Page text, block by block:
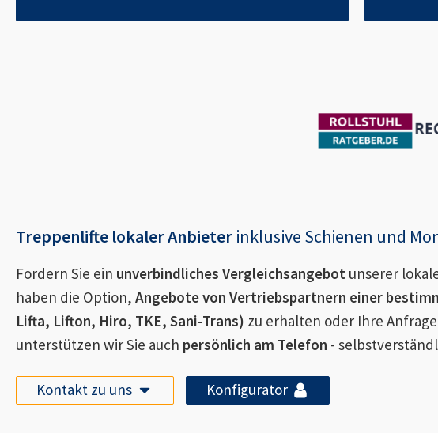
Treppenlifte lokaler Anbieter inklusive Schienen und
Fordern Sie ein unverbindliches Vergleichsangebot unserer
haben die Option, Angebote von Vertriebspartnern einer
Lifta, Lifton, Hiro, TKE, Sani-Trans) zu erhalten oder Ihre
unterstützen wir Sie auch persönlich am Telefon -
Kontakt zu uns Konfigurator